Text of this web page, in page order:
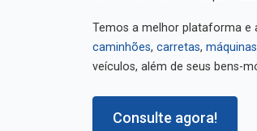
Temos a melhor plataforma e
caminhões
carretas
veículos, além de seus bens-
Consulte agora!